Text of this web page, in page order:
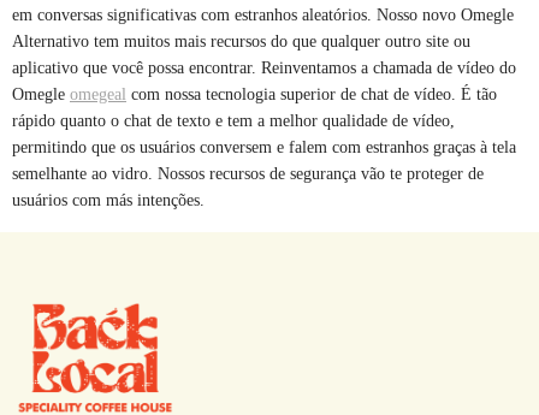
em conversas significativas com estranhos aleatórios. Nosso novo Omegle
Alternativo tem muitos mais recursos do que qualquer outro site ou
aplicativo que você possa encontrar. Reinventamos a chamada de vídeo do
Omegle omegeal com nossa tecnologia superior de chat de vídeo. É tão
rápido quanto o chat de texto e tem a melhor qualidade de vídeo,
permitindo que os usuários conversem e falem com estranhos graças à tela
semelhante ao vidro. Nossos recursos de segurança vão te proteger de
usuários com más intenções.